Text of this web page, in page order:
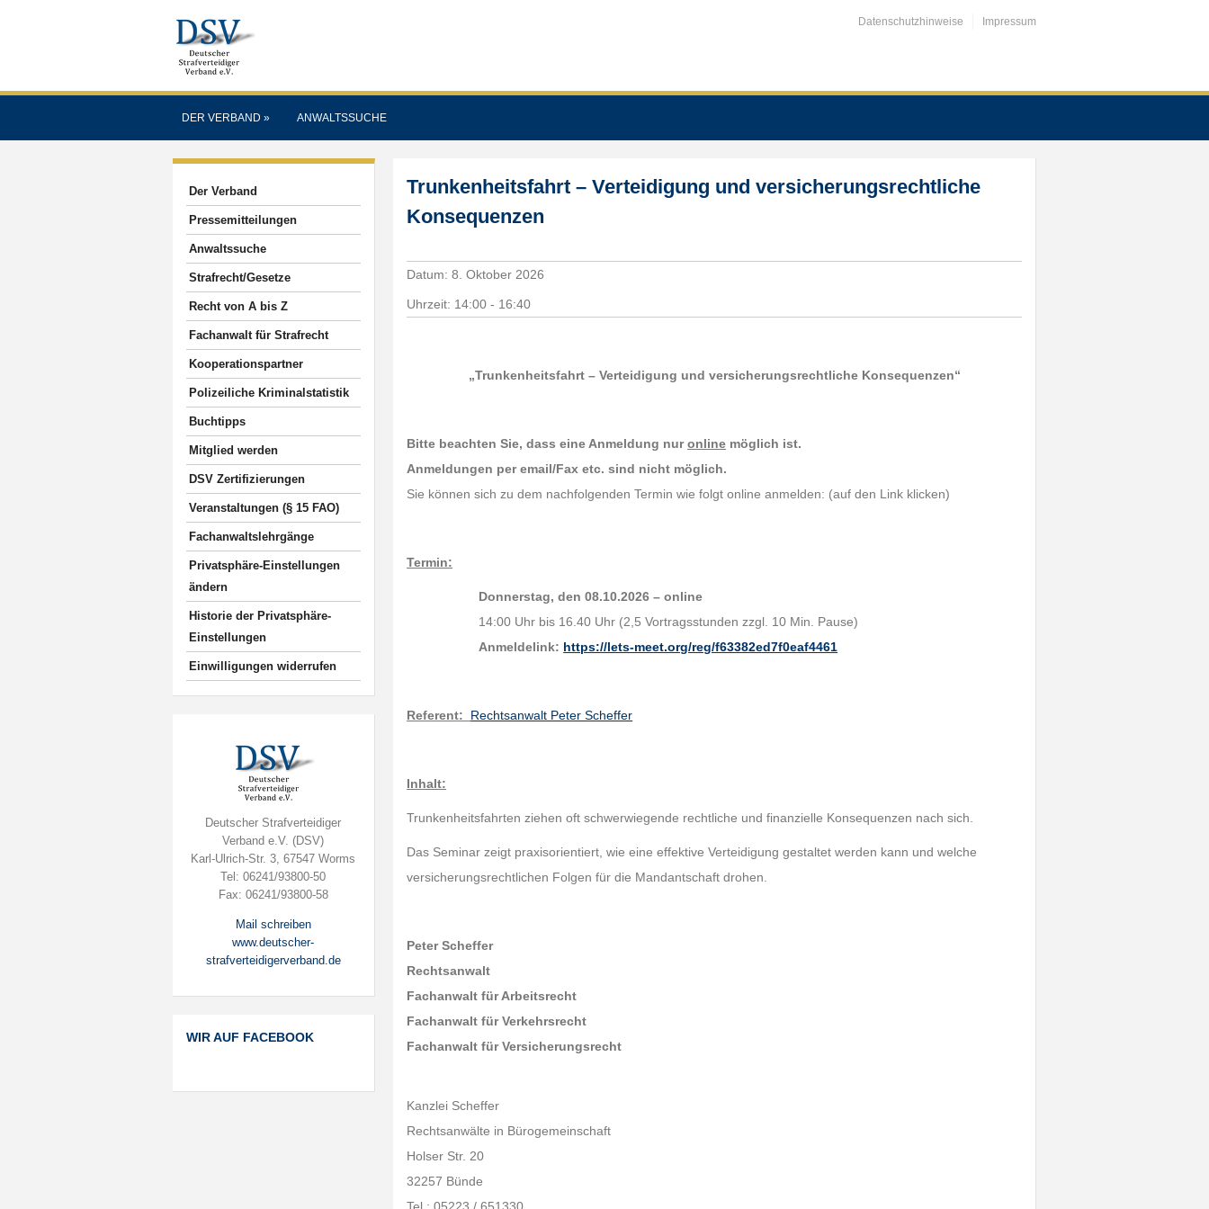
Datenschutzhinweise Impressum
DER VERBAND » ANWALTSSUCHE
Der Verband
Pressemitteilungen
Anwaltssuche
Strafrecht/Gesetze
Recht von A bis Z
Fachanwalt für Strafrecht
Kooperationspartner
Polizeiliche Kriminalstatistik
Buchtipps
Mitglied werden
DSV Zertifizierungen
Veranstaltungen (§ 15 FAO)
Fachanwaltslehrgänge
Privatsphäre-Einstellungen
ändern
Historie der Privatsphäre-
Einstellungen
Einwilligungen widerrufen
Deutscher Strafverteidiger
Verband e.V. (DSV)
Karl-Ulrich-Str. 3, 67547 Worms
Tel: 06241/93800-50
Fax: 06241/93800-58
Mail schreiben
www.deutscher-
strafverteidigerverband.de
WIR AUF FACEBOOK
Trunkenheitsfahrt – Verteidigung und versicherungsrechtliche
Konsequenzen
Datum:8. Oktober 2026
Uhrzeit: 14:00 - 16:40
„Trunkenheitsfahrt – Verteidigung und versicherungsrechtliche Konsequenzen“
Bitte beachten Sie, dass eine Anmeldung nuronline möglich ist.
Anmeldungen per email/Fax etc. sind nicht möglich.
Sie können sich zu dem nachfolgenden Termin wie folgt online anmelden: (auf den Link klicken)
Termin:
Donnerstag, den 08.10.2026 – online
14:00 Uhr bis 16.40 Uhr (2,5 Vortragsstunden zzgl. 10 Min. Pause)
Anmeldelink: https://lets-meet.org/reg/f63382ed7f0eaf4461
Referent: Rechtsanwalt Peter Scheffer
Inhalt:
Trunkenheitsfahrten ziehen oft schwerwiegende rechtliche und finanzielle Konsequenzen nach sich.
Das Seminar zeigt praxisorientiert, wie eine effektive Verteidigung gestaltet werden kann und welche
versicherungsrechtlichen Folgen für die Mandantschaft drohen.
Peter Scheffer
Rechtsanwalt
Fachanwalt für Arbeitsrecht
Fachanwalt für Verkehrsrecht
Fachanwalt für Versicherungsrecht
Kanzlei Scheffer
Rechtsanwälte in Bürogemeinschaft
Holser Str. 20
32257 Bünde